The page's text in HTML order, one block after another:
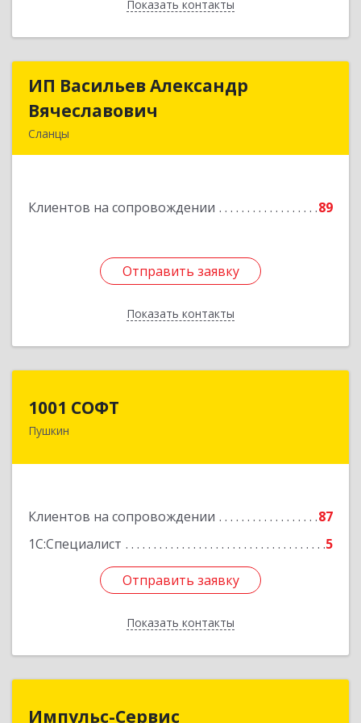
Показать контакты
Назад
ИП Васильев Александр
Вячеславович
Сланцы
Клиентов на сопровождении 89
Отправить заявку
Показать контакты
ИП Васильев Александр
Подробнее
Отправить заявку
Назад
1001 СОФТ
Пушкин
Клиентов на сопровождении
87
1С:Специалист
5
Отправить заявку
Показать контакты
Отправить заявку
Назад
Импульс-Сервис